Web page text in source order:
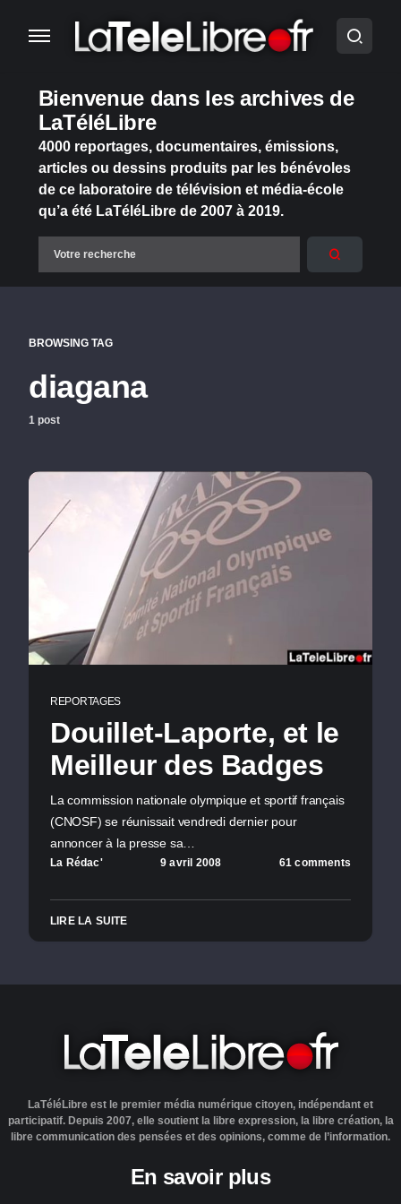
Bienvenue dans les archives de
LaTéléLibre
4000 reportages, documentaires, émissions,
articles ou dessins produits par les bénévoles
de ce laboratoire de télévision et média-école
qu’a été LaTéléLibre de 2007 à 2019.
BROWSING TAG
diagana
1 post
REPORTAGES
Douillet-Laporte, et le
Meilleur des Badges
La commission nationale olympique et sportif français
(CNOSF) se réunissait vendredi dernier pour
annoncer à la presse sa…
La Rédac' 9 avril 2008 61 comments
LIRE LA SUITE
LaTéléLibre est le premier média numérique citoyen, indépendant et
participatif. Depuis 2007, elle soutient la libre expression, la libre création, la
libre communication des pensées et des opinions, comme de l’information.
En savoir plus